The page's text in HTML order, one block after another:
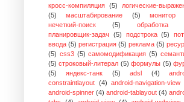
кросс-компиляция (5)
логические-
(5)
масштабирование (5) монитор
нечеткий-поиск
(5) обработка
планировщик-задач
(5) подстрока (5)
ввода (5) регистрация (5) реклама (5)
(5) сss3 (5) самомодификация (5)
(5) строковый-литерал (5) формулы (5)
(5)
яндекс-танк (5) adsl (4)
constraintlayout (4) android-navigation-view
android-spinner (4) android-tablayout (4)